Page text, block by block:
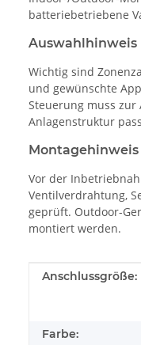
batteriebetriebene
Auswahlhinweis
Wichtig sind
und gewünschte
Steuerung muss
Anlagenstruktur
Montagehinweis
Vor der
Ventilverdrahtung,
geprüft. Outdoor-
montiert werden.
Produkteigenschaft
Wert
Anschlussgröße:
Farbe: